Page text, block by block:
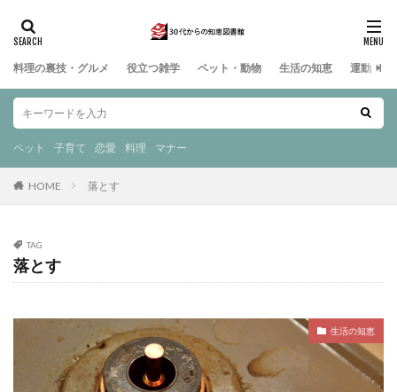
料理の裏技・グルメ 役立つ雑学 ペット・動物 生活の知恵 運動・ス
ペット 子育て 恋愛 料理 マナー
HOME 落とす
TAG
落とす
生活の知恵